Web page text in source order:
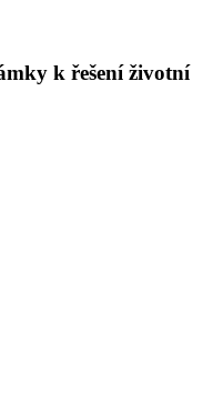
k řešení životní